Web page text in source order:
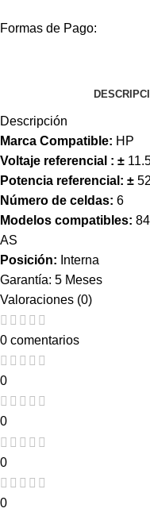
Formas de Pago:
Descripción
Marca Compatible: HP
Voltaje referencial : ±
Potencia referencial: ± 52
Número de celdas: 6
Modelos compatibles:
AS
Posición: Interna
Garantía: 5 Meses
Valoraciones (0)
0 comentarios
0
0
0
0